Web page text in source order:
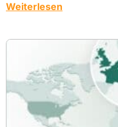
Weiterlesen